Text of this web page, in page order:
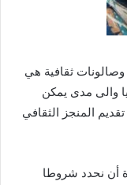
وصالونات ثقافية هي
والى مدى يمكن
تقديم المنجز الثقافي
أن نحدد شروطا